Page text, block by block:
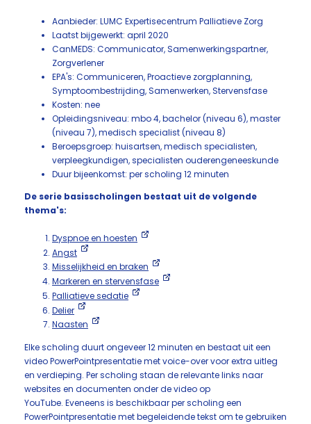
Aanbieder: LUMC Expertisecentrum Palliatieve Zorg
Laatst bijgewerkt: april 2020
CanMEDS: Communicator, Samenwerkingspartner,
Zorgverlener
EPA's: Communiceren, Proactieve zorgplanning,
Symptoombestrijding, Samenwerken, Stervensfase
Kosten: nee
Opleidingsniveau: mbo 4, bachelor (niveau 6), master
(niveau 7), medisch specialist (niveau 8)
Beroepsgroep: huisartsen, medisch specialisten,
verpleegkundigen, specialisten ouderengeneeskunde
Duur bijeenkomst: per scholing 12 minuten
De serie basisscholingen bestaat uit de volgende
thema's:
Dyspnoe en hoesten
Angst
Misselijkheid en braken
Markeren en stervensfase
Palliatieve sedatie
Delier
Naasten
Elke scholing duurt ongeveer 12 minuten en bestaat uit een
video PowerPointpresentatie met voice-over voor extra uitleg
en verdieping. Per scholing staan de relevante links naar
websites en documenten onder de video op
YouTube. Eveneens is beschikbaar per scholing een
PowerPointpresentatie met begeleidende tekst om te gebruiken